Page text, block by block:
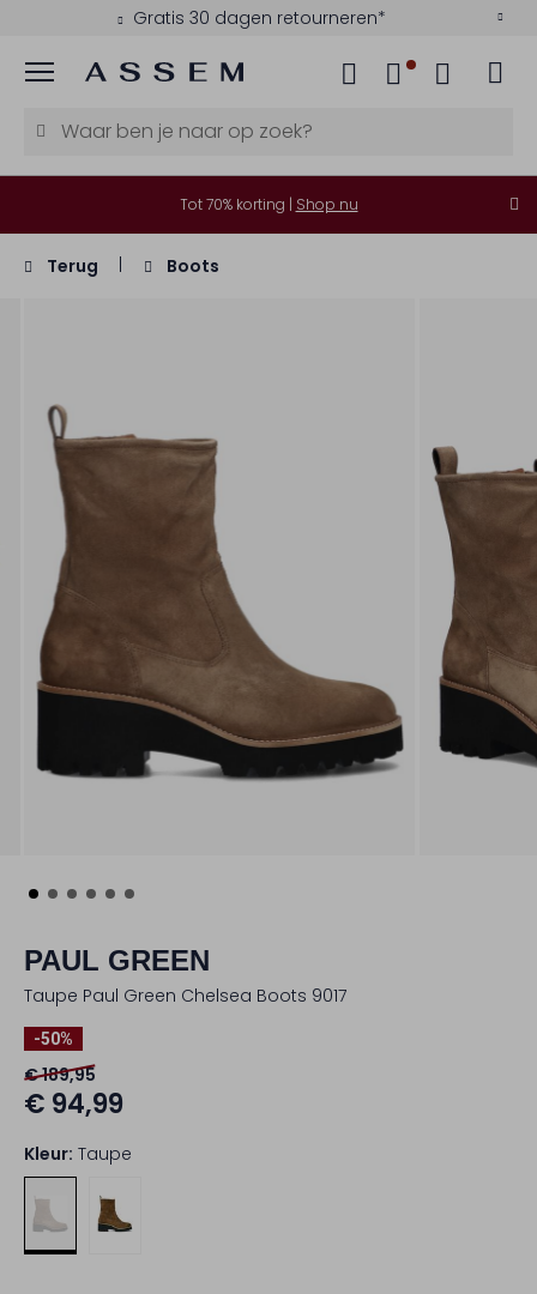
Gratis 30 dagen retourneren*
Menu
Tot 70% korting | Shop nu
Terug Boots
PAUL GREEN
Taupe Paul Green Chelsea Boots 9017
-50%
€ 189,95
€ 94,99
Kleur: Taupe